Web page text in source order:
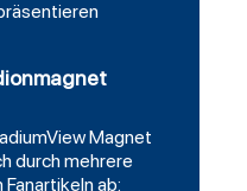
Magnet
durch mehrere
ab: